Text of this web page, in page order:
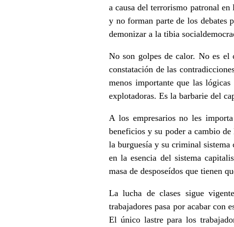
a causa del terrorismo patronal
y no forman parte de los debates
demonizar a la tibia
No son golpes de calor. No es el
constatación de las
menos importante que las
explotadoras. Es la barbarie del
A los empresarios no les
beneficios y su poder a cambio
la burguesía y su criminal sistema
en la esencia del sistema
masa de desposeídos que tienen
La lucha de clases sigue
trabajadores pasa por acabar
El único lastre para los